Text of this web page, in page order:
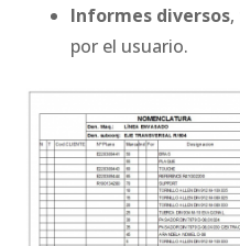
Informes diversos
por el usuario.